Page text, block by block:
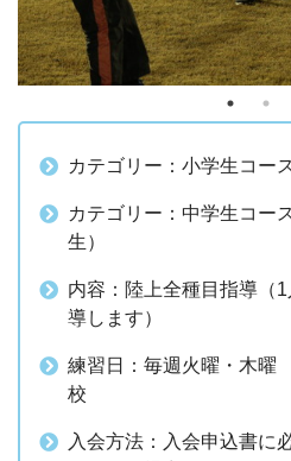
カテゴリー：小学生コー
カテゴリー：中学生コー
生）
内容：陸上全種目指導（
導します）
練習日：毎週火曜・木
校
入会方法：入会申込書に